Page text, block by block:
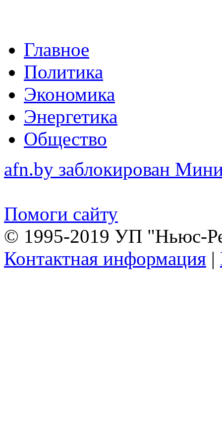
Главное
Политика
Экономика
Энергетика
Общество
afn.by заблокирован
Помоги сайту
© 1995-2019 УП "Ньюс-
Контактная информация |